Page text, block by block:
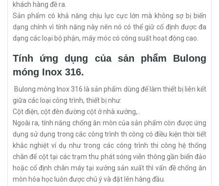
khách hàng đề ra.
Sản phẩm có khả năng chịu lực cực lớn mà không sợ bị biến
dạng chính vì tính năng này nên nó có thể giữ cố định được đa
dạng các loại bộ phận, máy móc có công suất hoạt động cao.
Tính ứng dụng của sản phẩm Bulong
móng Inox 316.
Bulong móng Inox 316 là sản phẩm dùng để làm thiết bị liên kết
giữa các loại công trình, thiết bị như:
Cột điện, cột đèn đường cột ở nhà xưởng,..
Ngoài ra, tính năng chống ăn mòn của sản phẩm còn được ứng
dụng sử dụng trong các công trình th công có điều kiện thời tiết
khắc nghiệt ví dụ như trong các công trình thi công hệ thống
chân đế cột tại các trạm thu phát sóng viễn thông gần biển đảo
hoặc cố định chân máy tại xưởng sản xuất thì vấn đề chống ăn
mòn hóa học luôn được chú ý và đặt lên hàng đầu.